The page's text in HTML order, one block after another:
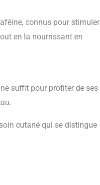
connus pour stimuler
en la nourrissant en
suffit pour profiter de ses
cutané qui se distingue